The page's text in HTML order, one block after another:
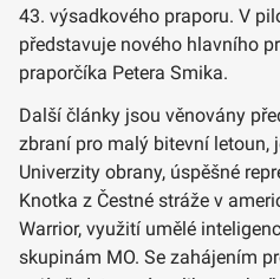
43. výsadkového praporu. V
představuje nového hlavního
praporčíka Petera Smika.
Další články jsou věnovány
zbraní pro malý bitevní letoun,
Univerzity obrany, úspěšné
Knotka z Čestné stráže v
Warrior, využití umělé
skupinám MO. Se zahájením